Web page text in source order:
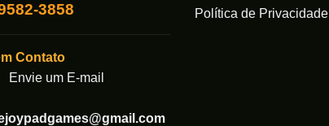
3858
Contato
Envie um E-mail
Política de Privacidade